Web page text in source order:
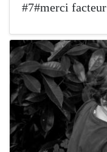
#7#merci facteur